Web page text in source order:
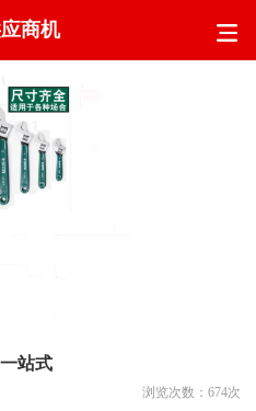
商机
站式
浏览次数： 674次